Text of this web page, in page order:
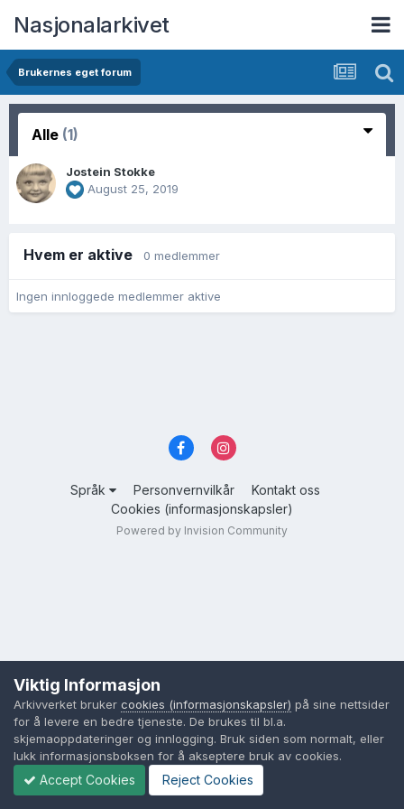
Nasjonalarkivet
Brukernes eget forum
Alle (1)
Jostein Stokke
August 25, 2019
Hvem er aktive 0 medlemmer
Ingen innloggede medlemmer aktive
Språk Personvernvilkår
Kontakt oss
Cookies (informasjonskapsler)
Powered by Invision Community
Viktig Informasjon
Arkivverket bruker cookies (informasjonskapsler) på sine nettsider
for å levere en bedre tjeneste. De brukes til bl.a.
skjemaoppdateringer og innlogging. Bruk siden som normalt, eller
lukk informasjonsboksen for å akseptere bruk av cookies.
Accept Cookies Reject Cookies